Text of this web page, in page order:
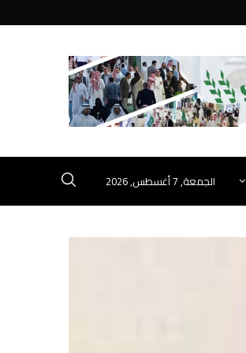
الجمعة, 7 أغسطس, 2026